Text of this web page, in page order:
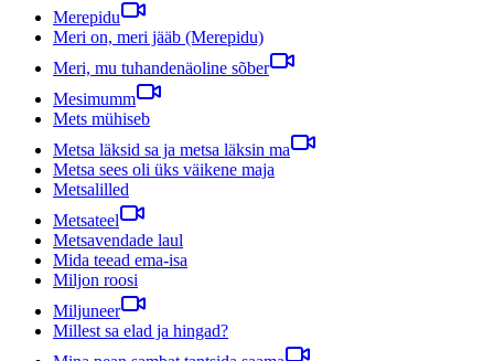
Merepidu
Meri on, meri jääb (Merepidu)
Meri, mu tuhandenäoline sõber
Mesimumm
Mets mühiseb
Metsa läksid sa ja metsa läksin ma
Metsa sees oli üks väikene maja
Metsalilled
Metsateel
Metsavendade laul
Mida teead ema-isa
Miljon roosi
Miljuneer
Millest sa elad ja hingad?